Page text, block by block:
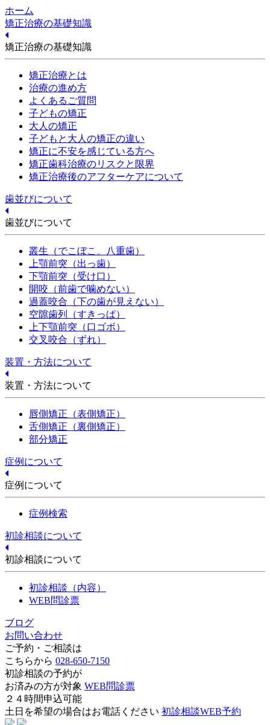
ホーム
矯正治療の基礎知識
矯正治療の基礎知識
矯正治療とは
治療の進め方
よくあるご質問
子どもの矯正
大人の矯正
子どもと大人の矯正の違い
矯正に不安を感じている方へ
矯正歯科治療のリスクと限界
矯正治療後のアフターケアについて
歯並びについて
歯並びについて
叢生（でこぼこ、八重歯）
上顎前突（出っ歯）
下顎前突（受け口）
開咬（前歯で噛めない）
過蓋咬合（下の歯が見えない）
空隙歯列（すきっぱ）
上下顎前突（口ゴボ）
交叉咬合（ずれ）
装置・方法について
装置・方法について
唇側矯正（表側矯正）
舌側矯正（裏側矯正）
部分矯正
症例について
症例について
症例検索
初診相談について
初診相談について
初診相談（内容）
WEB問診票
ブログ
お問い合わせ
ご予約・ご相談は
こちらから 028-650-7150
初診相談の予約が
お済みの方が対象 WEB問診票
２４時間申込可能
土日を希望の場合はお電話ください 初診相談WEB予約